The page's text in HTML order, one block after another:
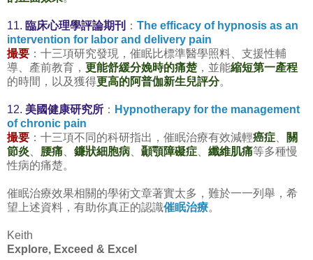
11. 臨床心理學評論期刊 ： The efficacy of hypnosis as an
intervention for labor and delivery pain
撮要 ：十三項研究發現，催眠比標準醫學照料、支援性輔
導、產前教育， 更能舒緩分娩時的痛楚，並能縮短第一產程
的時間，以及獲得更高的阿普伽新生兒評分。
12. 美國健康研究所 ： Hypnotherapy for the management
of chronic pain
撮要 ：十三項不同的科研指出，催眠治療有效減輕癌症
關
節炎
腰痛 鐮狀細胞病 顳顎障礙症 纖維肌痛等多種慢
性病的痛楚。
催眠治療效果相關的學術文章著實太多，難於一一列舉，希
望上述資料，有助你真正的認識催眠治療。
Keith
Explore, Exceed & Excel